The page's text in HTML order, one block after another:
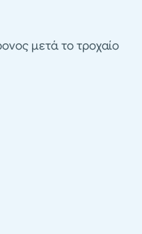
μετά το τροχαίο